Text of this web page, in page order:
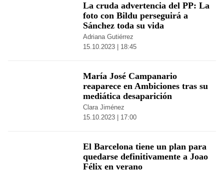
La cruda advertencia del PP: La
foto con Bildu perseguirá a
Sánchez toda su vida
Adriana Gutiérrez
15.10.2023 | 18:45
María José Campanario
reaparece en Ambiciones tras su
mediática desaparición
Clara Jiménez
15.10.2023 | 17:00
El Barcelona tiene un plan para
quedarse definitivamente a Joao
Félix en verano